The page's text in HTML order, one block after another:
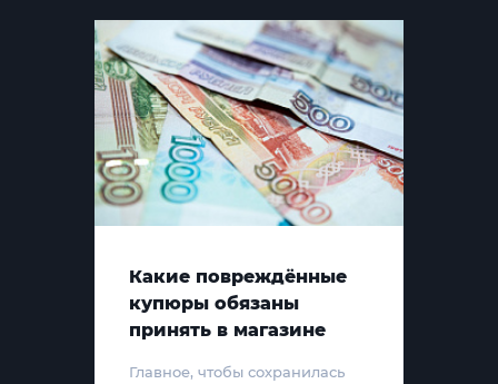
Какие повреждённые
купюры обязаны
принять в магазине
Главное, чтобы сохранилась